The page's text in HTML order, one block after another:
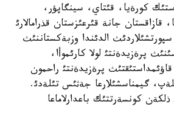
كورةيا، قئتاي، سينگاپؤر،
قازاقستان جانة قئرعئزستان قذرامالارئ
الدئندا وزبةكستاننئث
پرةزيدةنتئ لولا كارئموأا،
پرةزيدةنتئ راحمون
گيمناسشئلارعا جةثئس تئلةدئ.
كونسةرتتئك باعدارلاماعا